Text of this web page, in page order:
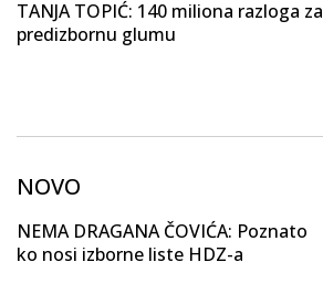
TANJA TOPIĆ: 140 miliona razloga za
predizbornu glumu
NOVO
NEMA DRAGANA ČOVIĆA: Poznato
ko nosi izborne liste HDZ-a